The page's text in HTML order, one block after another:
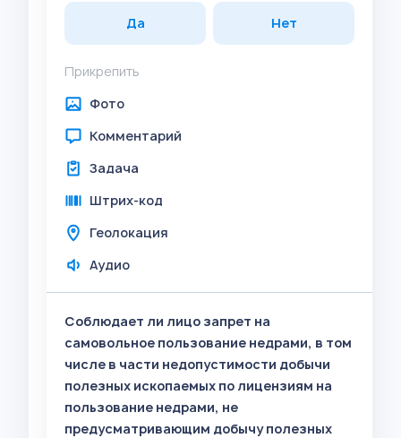
Да Нет
Прикрепить
Фото
Комментарий
Задача
Штрих-код
Геолокация
Аудио
Соблюдает ли лицо запрет на
самовольное пользование недрами, в том
числе в части недопустимости добычи
полезных ископаемых по лицензиям на
пользование недрами, не
предусматривающим добычу полезных